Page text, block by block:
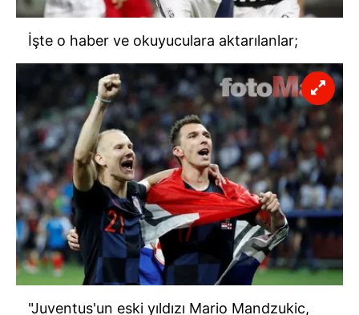
İşte o haber ve okuyuculara aktarılanlar;
"Juventus'un eski yıldızı Mario Mandzukic,